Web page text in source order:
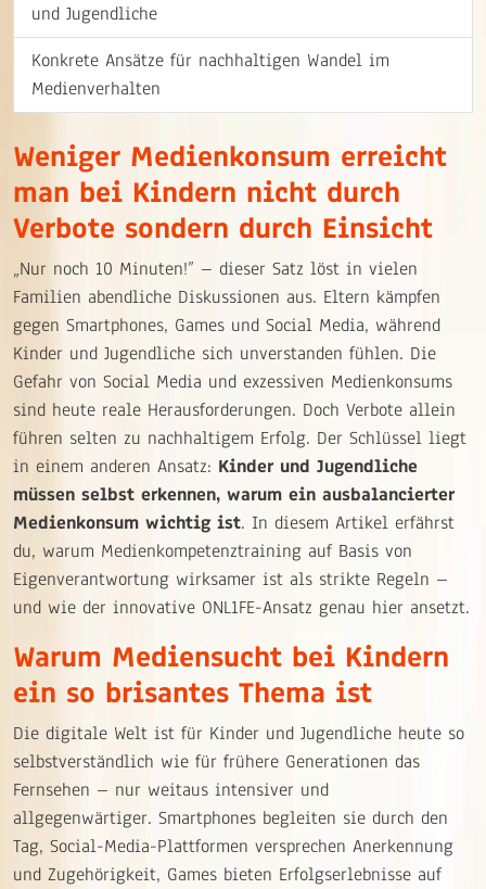
und Jugendliche
Konkrete Ansätze für nachhaltigen Wandel im
Medienverhalten
Weniger Medienkonsum erreicht
man bei Kindern nicht durch
Verbote sondern durch Einsicht
„Nur noch 10 Minuten!” – dieser Satz löst in vielen
Familien abendliche Diskussionen aus. Eltern kämpfen
gegen Smartphones, Games und Social Media, während
Kinder und Jugendliche sich unverstanden fühlen. Die
Gefahr von Social Media und exzessiven Medienkonsums
sind heute reale Herausforderungen. Doch Verbote allein
führen selten zu nachhaltigem Erfolg. Der Schlüssel liegt
in einem anderen Ansatz: Kinder und Jugendliche
müssen selbst erkennen, warum ein ausbalancierter
Medienkonsum wichtig ist. In diesem Artikel erfährst
du, warum Medienkompetenztraining auf Basis von
Eigenverantwortung wirksamer ist als strikte Regeln –
und wie der innovative ONL1FE-Ansatz genau hier ansetzt.
Warum Mediensucht bei Kindern
ein so brisantes Thema ist
Die digitale Welt ist für Kinder und Jugendliche heute so
selbstverständlich wie für frühere Generationen das
Fernsehen – nur weitaus intensiver und
allgegenwärtiger. Smartphones begleiten sie durch den
Tag, Social-Media-Plattformen versprechen Anerkennung
und Zugehörigkeit, Games bieten Erfolgserlebnisse auf